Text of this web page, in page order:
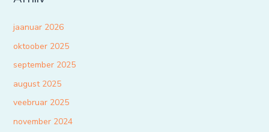
jaanuar 2026
oktoober 2025
september 2025
august 2025
veebruar 2025
november 2024